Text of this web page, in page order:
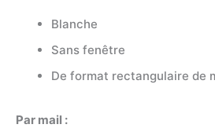
Blanche
Sans fenêtre
De format rectangulaire de
Par mail :